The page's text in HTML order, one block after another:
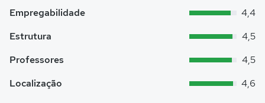
Empregabilidade
4,4
Estrutura
4,5
Professores
4,5
Localização
4,6